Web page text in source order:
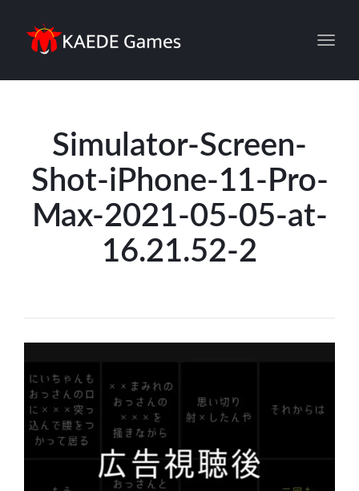
Simulator-Screen-
Shot-iPhone-11-Pro-
Max-2021-05-05-at-
16.21.52-2